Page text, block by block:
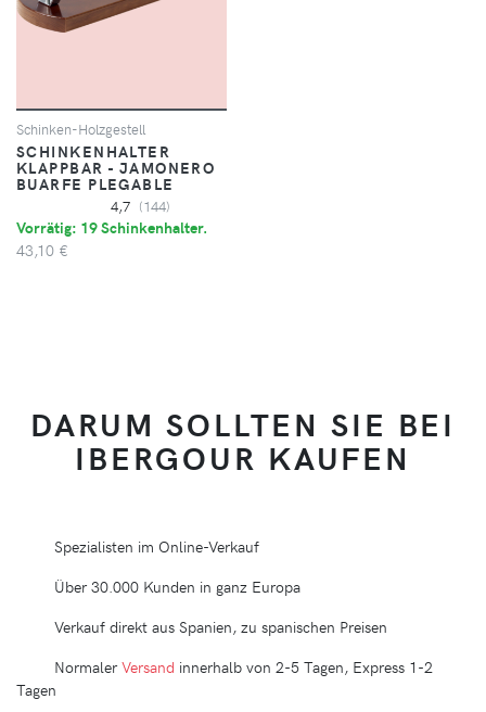
Schinken-Holzgestell
SCHINKENHALTER
KLAPPBAR - JAMONERO
BUARFE PLEGABLE
4,7 (144)
Vorrätig: 19 Schinkenhalter.
43,10 €
DARUM SOLLTEN SIE BEI
IBERGOUR KAUFEN
Spezialisten im Online-Verkauf
Über 30.000 Kunden in ganz Europa
Verkauf direkt aus Spanien, zu spanischen Preisen
NormalerVersand innerhalb von 2-5 Tagen, Express 1-2
Tagen